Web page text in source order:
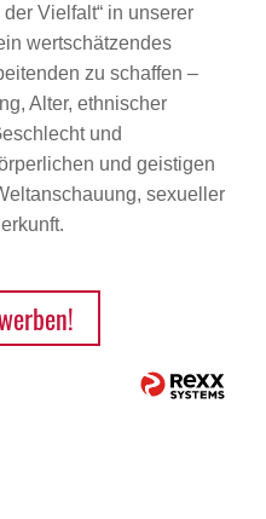
Vielfalt“ in unserer
wertschätzendes
zu schaffen –
Alter, ethnischer
und
und geistigen
sexueller